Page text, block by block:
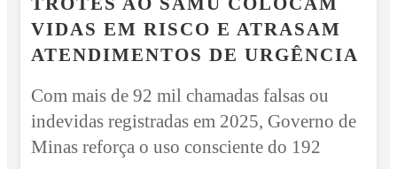
VIDAS EM RISCO E ATRASAM
ATENDIMENTOS DE URGÊNCIA
Com mais de 92 mil chamadas falsas ou
indevidas registradas em 2025, Governo de
Minas reforça o uso consciente do 192